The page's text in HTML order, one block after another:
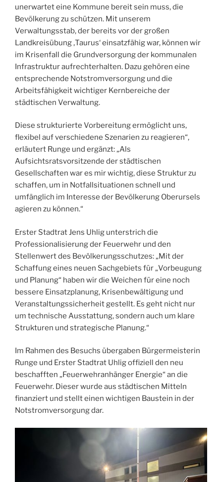
unerwartet eine Kommune bereit sein muss, die
Bevölkerung zu schützen. Mit unserem
Verwaltungsstab, der bereits vor der großen
Landkreisübung ‚Taurus‘ einsatzfähig war, können wir
im Krisenfall die Grundversorgung der kommunalen
Infrastruktur aufrechterhalten. Dazu gehören eine
entsprechende Notstromversorgung und die
Arbeitsfähigkeit wichtiger Kernbereiche der
städtischen Verwaltung.
Diese strukturierte Vorbereitung ermöglicht uns,
flexibel auf verschiedene Szenarien zu reagieren“,
erläutert Runge und ergänzt: „Als
Aufsichtsratsvorsitzende der städtischen
Gesellschaften war es mir wichtig, diese Struktur zu
schaffen, um in Notfallsituationen schnell und
umfänglich im Interesse der Bevölkerung Oberursels
agieren zu können.“
Erster Stadtrat Jens Uhlig unterstrich die
Professionalisierung der Feuerwehr und den
Stellenwert des Bevölkerungsschutzes: „Mit der
Schaffung eines neuen Sachgebiets für „Vorbeugung
und Planung“ haben wir die Weichen für eine noch
bessere Einsatzplanung, Krisenbewältigung und
Veranstaltungssicherheit gestellt. Es geht nicht nur
um technische Ausstattung, sondern auch um klare
Strukturen und strategische Planung.“
Im Rahmen des Besuchs übergaben Bürgermeisterin
Runge und Erster Stadtrat Uhlig offiziell den neu
beschafften „Feuerwehranhänger Energie“ an die
Feuerwehr. Dieser wurde aus städtischen Mitteln
finanziert und stellt einen wichtigen Baustein in der
Notstromversorgung dar.